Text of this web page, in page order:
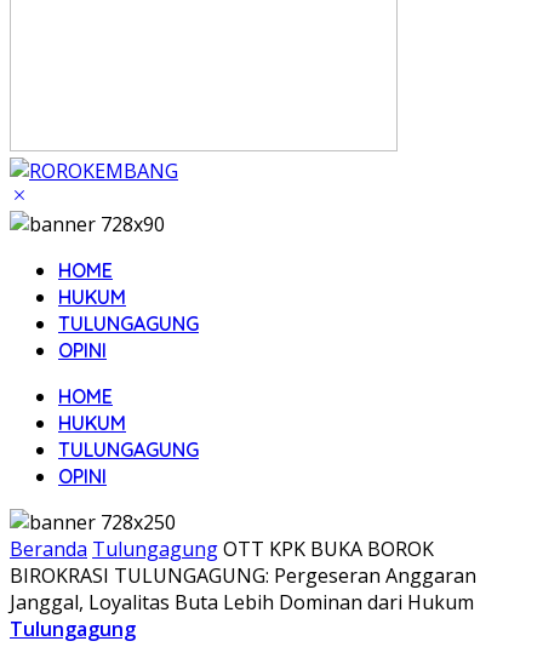
HOME
HUKUM
TULUNGAGUNG
OPINI
HOME
HUKUM
TULUNGAGUNG
OPINI
Beranda TulungagungOTT KPK BUKA BOROK
BIROKRASI TULUNGAGUNG: Pergeseran Anggaran
Janggal, Loyalitas Buta Lebih Dominan dari Hukum
Tulungagung